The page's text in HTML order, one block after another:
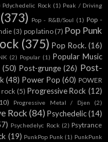
Pdychedelic Rock (1) Peak / Driving
(373) Pop - R&B/Soul (1) Pop -
(3) pop latino (7) Pop Punk
(375) Pop Rock. (16)
(2) Popular (1) Popular Music
(50) Post-grunge (26) Post-
(48) Power Pop (60) POWER
rock (5) Progressive Rock (12)
Progressive Metal / Djen (2)
Rock (84) Psychedelic(14)
Psychedelyc Rock (2) Psytrance
(19) PunkPop Punk (1) PunkPunk